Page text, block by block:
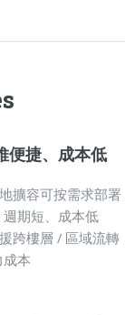
便捷、成本低
擴容可按需求部
週期短、成本低
跨樓層 / 區域流轉
成本